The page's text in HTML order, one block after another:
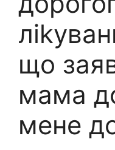
що
мама
мене